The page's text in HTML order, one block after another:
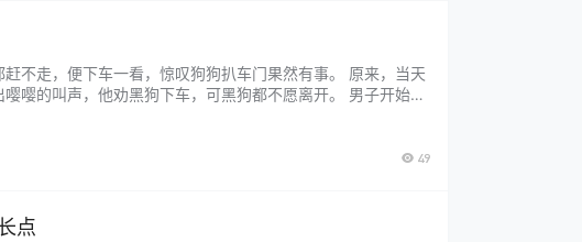
不走，便下车一看，惊叹狗狗扒车门果然有事。 原来，当天
嘤的叫声，他劝黑狗下车，可黑狗都不愿离开。 男子开始还
49
点